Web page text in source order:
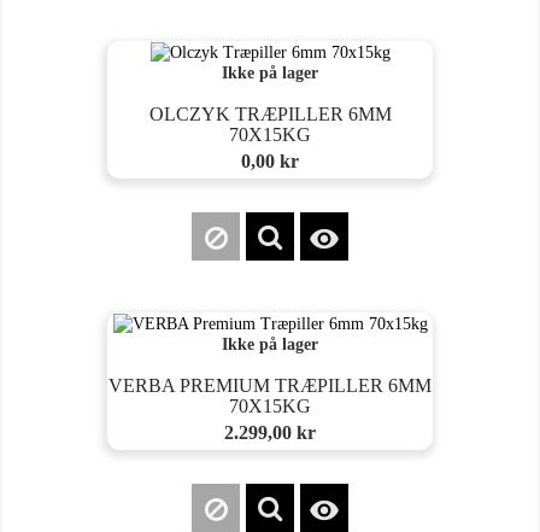
Ikke på lager
OLCZYK TRÆPILLER 6MM
70X15KG
Pris
0,00 kr

Ikke på lager
VERBA PREMIUM TRÆPILLER 6MM
70X15KG
Pris
2.299,00 kr
